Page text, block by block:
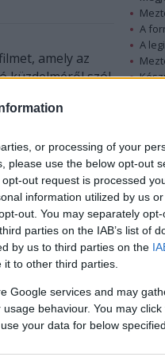
or processing of your
please use the below opt-out
out request is processed
information utilized by us
out. You may separately
parties on the IAB’s list of
by us to third parties on the
to other third parties.
Google services and may
behaviour. You may
your data for below
amely az
küzdelméről szól.
akadt arra
műsorára. A
- 2006 óta
diagnosztizálták
átterjedt a májára
hogy szűk
levetítse.
is
a
újra és újra
A
A